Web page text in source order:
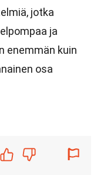
jotka
ja
enemmän kuin
osa